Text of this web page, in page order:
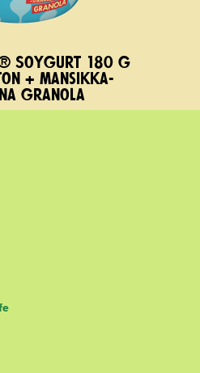
Soygurt 180 g
+ mansikka-
granola
välilehteen)